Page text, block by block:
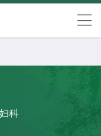
妇产科教研室/妇产科 妇科